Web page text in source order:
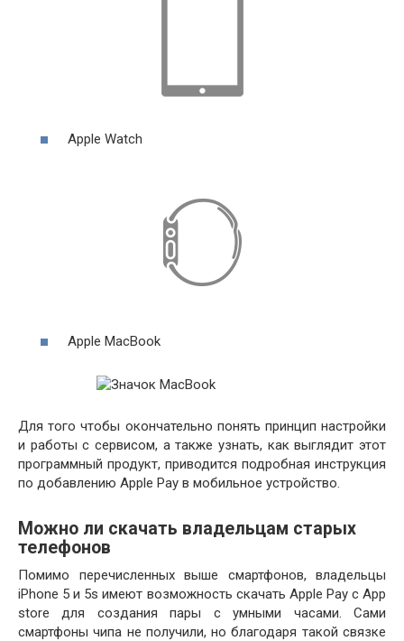
Apple Watch
Apple MacBook
Для того чтобы окончательно понять принцип настройки
и работы с сервисом, а также узнать, как выглядит этот
программный продукт, приводится подробная инструкция
по добавлению Apple Pay в мобильное устройство.
Можно ли скачать владельцам старых
телефонов
Помимо перечисленных выше смартфонов, владельцы
iPhone 5 и 5s имеют возможность скачать Apple Pay с App
store для создания пары с умными часами. Сами
смартфоны чипа не получили, но благодаря такой связке